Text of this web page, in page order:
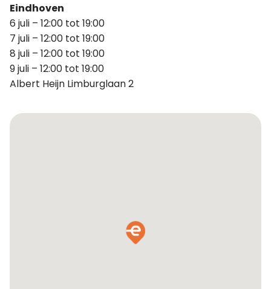
Eindhoven
6 juli – 12:00 tot 19:00
7 juli – 12:00 tot 19:00
8 juli – 12:00 tot 19:00
9 juli – 12:00 tot 19:00
Albert Heijn Limburglaan 2